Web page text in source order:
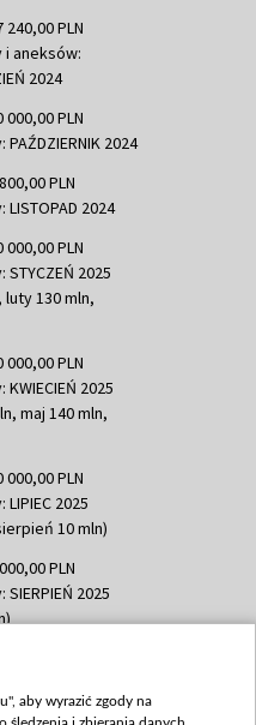
PLN
i aneksów:
2024
PLN
2024
PLN
2024
PLN
2025
130 mln,
PLN
2025
maj 140 mln,
PLN
2025
10 mln)
PLN
2025
PLN
październik 350
aby wyrazić zgody na